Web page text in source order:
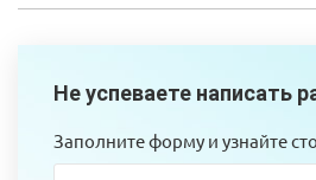
Не успеваете написать
Заполните форму и узнайте